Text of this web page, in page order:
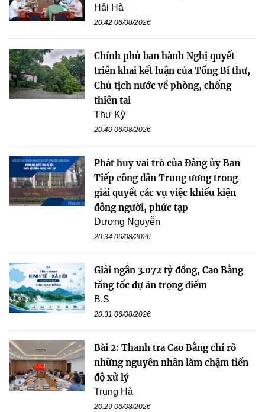
Hải Hà
20:42 06/08/2026
Chính phủ ban hành Nghị quyết
triển khai kết luận của Tổng Bí thư,
Chủ tịch nước về phòng, chống
thiên tai
Thư Kỳ
20:40 06/08/2026
Phát huy vai trò của Đảng ủy Ban
Tiếp công dân Trung ương trong
giải quyết các vụ việc khiếu kiện
đông người, phức tạp
Dương Nguyễn
20:34 06/08/2026
Giải ngân 3.072 tỷ đồng, Cao Bằng
tăng tốc dự án trọng điểm
B.S
20:31 06/08/2026
Bài 2: Thanh tra Cao Bằng chỉ rõ
những nguyên nhân làm chậm tiến
độ xử lý
Trung Hà
20:29 06/08/2026